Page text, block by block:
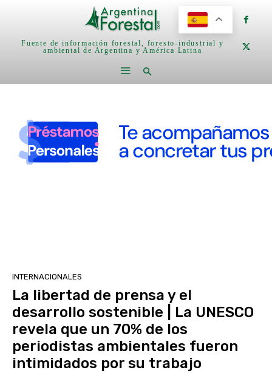
Fuente de información forestal, foresto-industrial y
ambiental de Argentina y América Latina
INTERNACIONALES
La libertad de prensa y el
desarrollo sostenible | La UNESCO
revela que un 70% de los
periodistas ambientales fueron
intimidados por su trabajo